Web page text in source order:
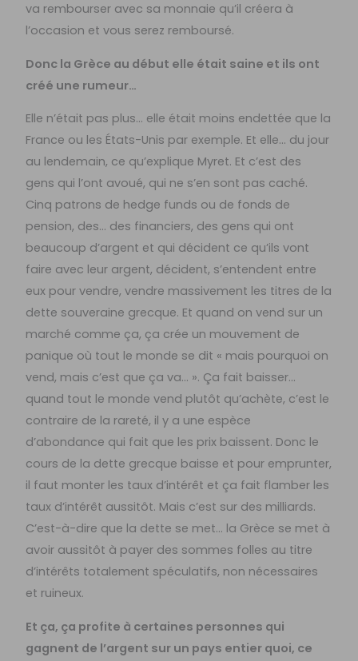
va rembourser avec sa monnaie qu’il créera à
l’occasion et vous serez remboursé.
Donc la Grèce au début elle était saine et ils ont
créé une rumeur…
Elle n’était pas plus… elle était moins endettée que la
France ou les États-Unis par exemple. Et elle… du jour
au lendemain, ce qu’explique Myret. Et c’est des
gens qui l’ont avoué, qui ne s’en sont pas caché.
Cinq patrons de hedge funds ou de fonds de
pension, des… des financiers, des gens qui ont
beaucoup d’argent et qui décident ce qu’ils vont
faire avec leur argent, décident, s’entendent entre
eux pour vendre, vendre massivement les titres de la
dette souveraine grecque. Et quand on vend sur un
marché comme ça, ça crée un mouvement de
panique où tout le monde se dit « mais pourquoi on
vend, mais c’est que ça va… ». Ça fait baisser…
quand tout le monde vend plutôt qu’achète, c’est le
contraire de la rareté, il y a une espèce
d’abondance qui fait que les prix baissent. Donc le
cours de la dette grecque baisse et pour emprunter,
il faut monter les taux d’intérêt et ça fait flamber les
taux d’intérêt aussitôt. Mais c’est sur des milliards.
C’est-à-dire que la dette se met… la Grèce se met à
avoir aussitôt à payer des sommes folles au titre
d’intérêts totalement spéculatifs, non nécessaires
et ruineux.
Et ça, ça profite à certaines personnes qui
gagnent de l’argent sur un pays entier quoi, ce